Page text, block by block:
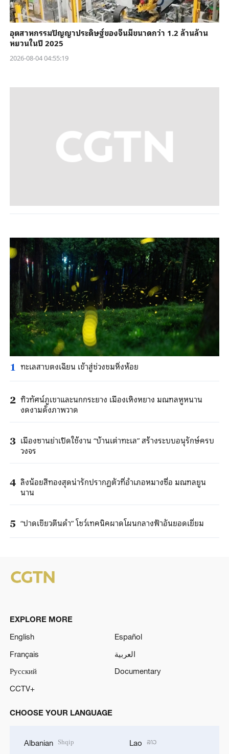
อุตสาหกรรมปัญญาประดิษฐ์ของจีนมีขนาดกว่า 1.2 ล้านล้าน
หยวนในปี 2025
2026-08-04 04:55:19
1 ทะเลสาบตงเฉียน เข้าสู่ช่วงชมหิ่งห้อย
2 ทิวทัศน์ภูเขาและนกกระยาง เมืองเหิงหยาง มณฑลหูหนาน
งดงามดั่งภาพวาด
3 เมืองซานย่าเปิดใช้งาน “บ้านเต่าทะเล” สร้างระบบอนุรักษ์ครบ
วงจร
4 ลิงน้อยสีทองสุดน่ารักปรากฏตัวที่อำเภอหมางซื่อ มณฑลยูน
นาน
5 “ปาดเขียวตีนดำ” โชว์เทคนิคผาดโผนกลางฟ้าอันยอดเยี่ยม
EXPLORE MORE
English
Español
Français
العربية
Русский
Documentary
CCTV+
CHOOSE YOUR LANGUAGE
Albanian Shqip Lao ລາວ